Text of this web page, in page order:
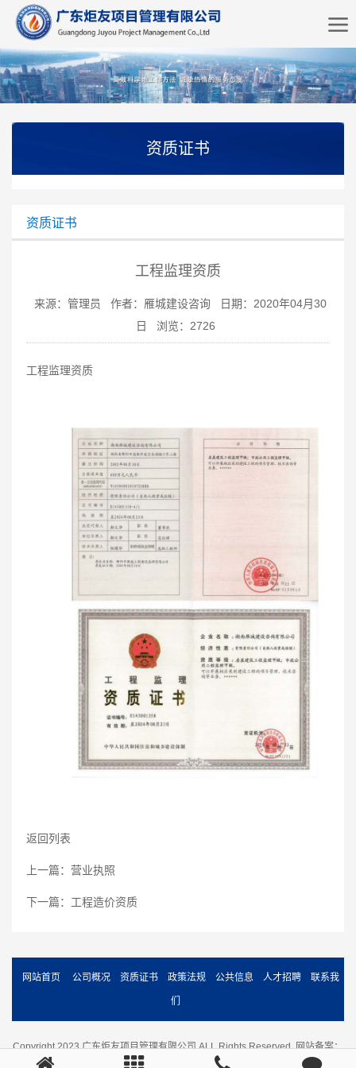
资质证书
资质证书
工程监理资质
来源：管理员 作者：雁城建设咨询
日期：2020年04月30
日
浏览： 2726
工程监理资质
返回列表
上一篇： 营业执照
下一篇： 工程造价资质
网站首页 公司概况 资质证书 政策法规 公共信息 人才招聘 联系我
们
Copyright 2023 广东炬友项目管理有限公司.ALL Rights Reserved. 网站备案：